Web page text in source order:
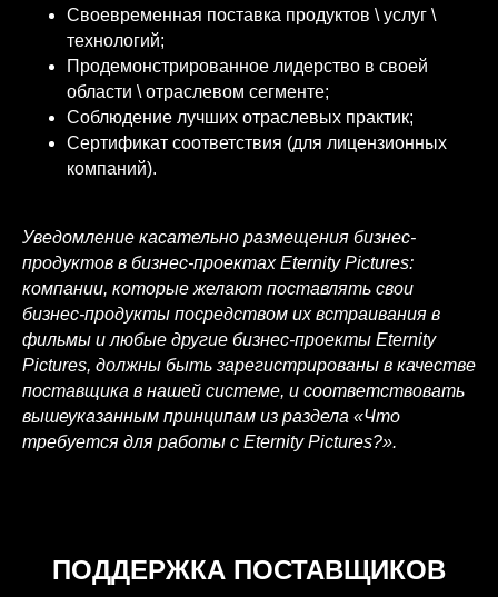
Своевременная поставка продуктов \ услуг \
технологий;
Продемонстрированное лидерство в своей
области \ отраслевом сегменте;
Соблюдение лучших отраслевых практик;
Сертификат соответствия (для лицензионных
компаний).
Уведомление касательно размещения бизнес-
продуктов в бизнес-проектах Eternity Pictures:
компании, которые желают поставлять свои
бизнес-продукты посредством их встраивания в
фильмы и любые другие бизнес-проекты Eternity
Pictures, должны быть зарегистрированы в качестве
поставщика в нашей системе, и соответствовать
вышеуказанным принципам из раздела «Что
требуется для работы с Eternity Pictures?».
ПОДДЕРЖКА ПОСТАВЩИКОВ